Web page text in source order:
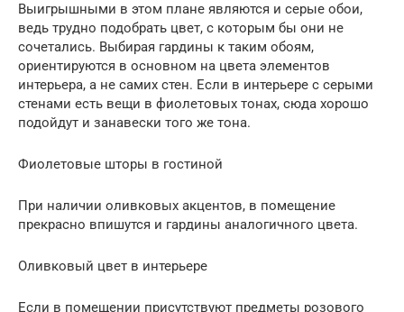
Выигрышными в этом плане являются и серые обои,
ведь трудно подобрать цвет, с которым бы они не
сочетались. Выбирая гардины к таким обоям,
ориентируются в основном на цвета элементов
интерьера, а не самих стен. Если в интерьере с серыми
стенами есть вещи в фиолетовых тонах, сюда хорошо
подойдут и занавески того же тона.
Фиолетовые шторы в гостиной
При наличии оливковых акцентов, в помещение
прекрасно впишутся и гардины аналогичного цвета.
Оливковый цвет в интерьере
Если в помещении присутствуют предметы розового